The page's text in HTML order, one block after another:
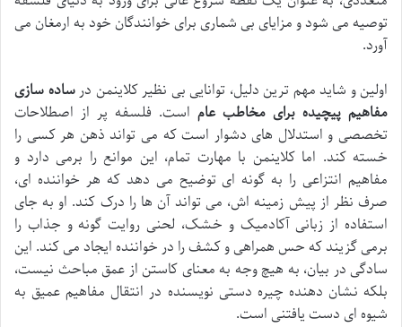
توصیه می شود و مزایای بی شماری برای خوانندگان خود به ارمغان می
آورد.
اولین و شاید مهم ترین دلیل، توانایی بی نظیر کلاینمن درساده سازی
مفاهیم پیچیده برای مخاطب عام است. فلسفه پر از اصطلاحات
تخصصی و استدلال های دشوار است که می تواند ذهن هر کسی را
خسته کند. اما کلاینمن با مهارت تمام، این موانع را برمی دارد و
مفاهیم انتزاعی را به گونه ای توضیح می دهد که هر خواننده ای،
صرف نظر از پیش زمینه اش، می تواند آن ها را درک کند. او به جای
استفاده از زبانی آکادمیک و خشک، لحنی روایت گونه و جذاب را
برمی گزیند که حس همراهی و کشف را در خواننده ایجاد می کند. این
سادگی در بیان، به هیچ وجه به معنای کاستن از عمق مباحث نیست،
بلکه نشان دهنده چیره دستی نویسنده در انتقال مفاهیم عمیق به
شیوه ای دست یافتنی است.